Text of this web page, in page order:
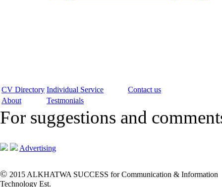
CV Directory Individual Service
Contact us
About
Testmonials
For suggestions and
Advertising
© 2015 ALKHATWA SUCCESS for Communication & Information
Technology Est.